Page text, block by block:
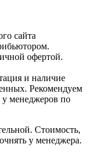
сайта
офертой.
и наличие
Рекомендуем
у менеджеров по
Стоимость,
у менеджера.